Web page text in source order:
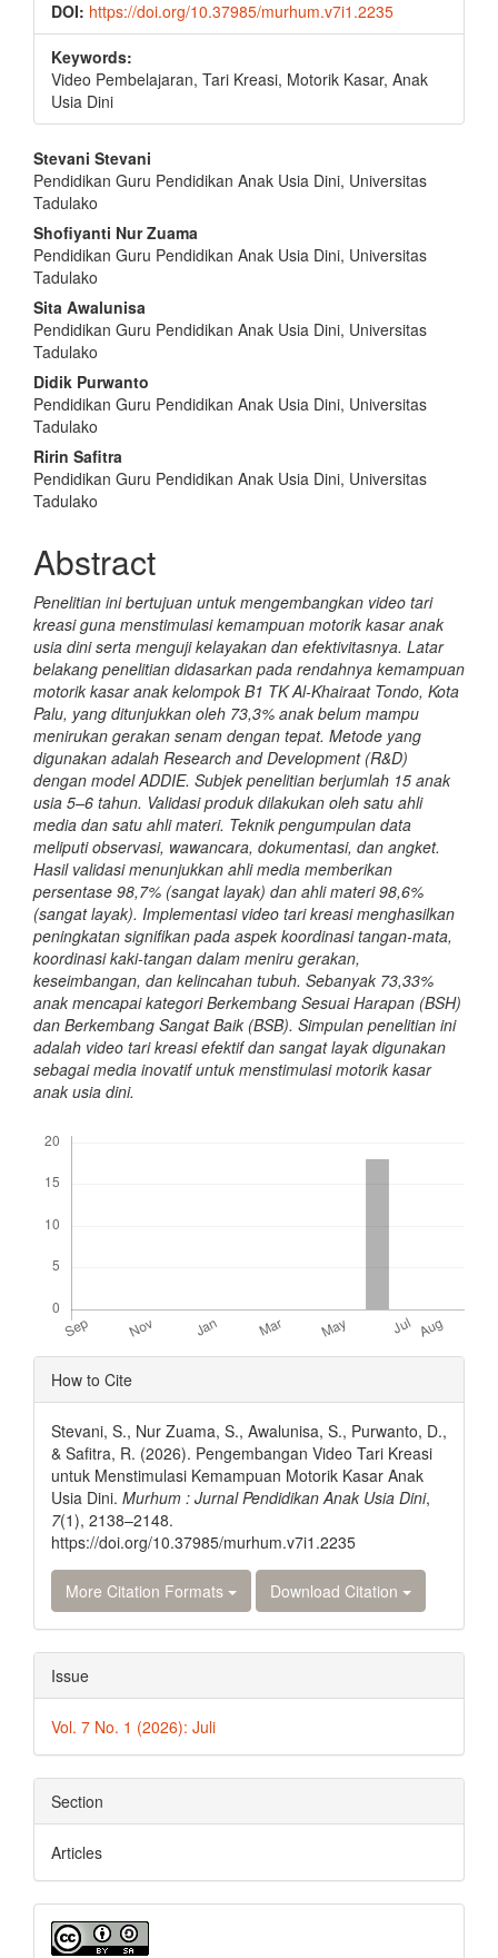
DOI: https://doi.org/10.37985/murhum.v7i1.2235
Keywords:
Video Pembelajaran, Tari Kreasi, Motorik Kasar, Anak
Usia Dini
Main
Article
Content
Stevani Stevani
Pendidikan Guru Pendidikan Anak Usia Dini, Universitas
Tadulako
Shofiyanti Nur Zuama
Pendidikan Guru Pendidikan Anak Usia Dini, Universitas
Tadulako
Sita Awalunisa
Pendidikan Guru Pendidikan Anak Usia Dini, Universitas
Tadulako
Didik Purwanto
Pendidikan Guru Pendidikan Anak Usia Dini, Universitas
Tadulako
Ririn Safitra
Pendidikan Guru Pendidikan Anak Usia Dini, Universitas
Tadulako
Abstract
Penelitian ini bertujuan untuk mengembangkan video tari
kreasi guna menstimulasi kemampuan motorik kasar anak
usia dini serta menguji kelayakan dan efektivitasnya. Latar
belakang penelitian didasarkan pada rendahnya kemampuan
motorik kasar anak kelompok B1 TK Al-Khairaat Tondo, Kota
Palu, yang ditunjukkan oleh 73,3% anak belum mampu
menirukan gerakan senam dengan tepat. Metode yang
digunakan adalah Research and Development (R&D)
dengan model ADDIE. Subjek penelitian berjumlah 15 anak
usia 5–6 tahun. Validasi produk dilakukan oleh satu ahli
media dan satu ahli materi. Teknik pengumpulan data
meliputi observasi, wawancara, dokumentasi, dan angket.
Hasil validasi menunjukkan ahli media memberikan
persentase 98,7% (sangat layak) dan ahli materi 98,6%
(sangat layak). Implementasi video tari kreasi menghasilkan
peningkatan signifikan pada aspek koordinasi tangan-mata,
koordinasi kaki-tangan dalam meniru gerakan,
keseimbangan, dan kelincahan tubuh. Sebanyak 73,33%
anak mencapai kategori Berkembang Sesuai Harapan (BSH)
dan Berkembang Sangat Baik (BSB). Simpulan penelitian ini
adalah video tari kreasi efektif dan sangat layak digunakan
sebagai media inovatif untuk menstimulasi motorik kasar
anak usia dini.
Article
Details
How to Cite
Stevani, S., Nur Zuama, S., Awalunisa, S., Purwanto, D.,
& Safitra, R. (2026). Pengembangan Video Tari Kreasi
untuk Menstimulasi Kemampuan Motorik Kasar Anak
Usia Dini. Murhum : Jurnal Pendidikan Anak Usia Dini,
7(1), 2138–2148.
https://doi.org/10.37985/murhum.v7i1.2235
More Citation Formats Download Citation
Issue
Vol. 7 No. 1 (2026): Juli
Section
Articles